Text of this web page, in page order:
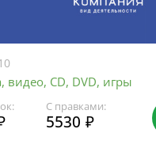
видео, CD, DVD, игры
С правками:
5530 ₽